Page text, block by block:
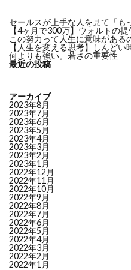
セールスが上手な人を見て「も
【4ヶ月で300万】ウォルトの
この努力って人生に意味がある
【人生を変える思考】しんどい
何よりも強い。若さの重要性
最近の投稿
アーカイブ
2023年8月
2023年7月
2023年6月
2023年5月
2023年4月
2023年3月
2023年2月
2023年1月
2022年12月
2022年11月
2022年10月
2022年9月
2022年8月
2022年7月
2022年6月
2022年5月
2022年4月
2022年3月
2022年2月
2022年1月